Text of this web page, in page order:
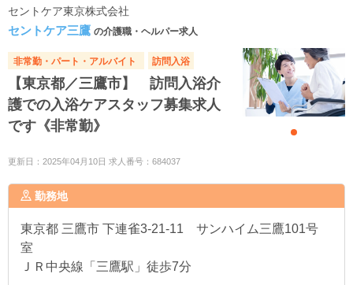
セントケア東京株式会社
セントケア三鷹 の介護職・ヘルパー求人
非常勤・パート・アルバイト 訪問入浴
【東京都／三鷹市】 訪問入浴介
護での入浴ケアスタッフ募集求人
です《非常勤》
更新日：2025年04月10日 求人番号：684037
勤務地
東京都 三鷹市 下連雀3-21-11 サンハイム三鷹101号
室
ＪＲ中央線「三鷹駅」徒歩7分